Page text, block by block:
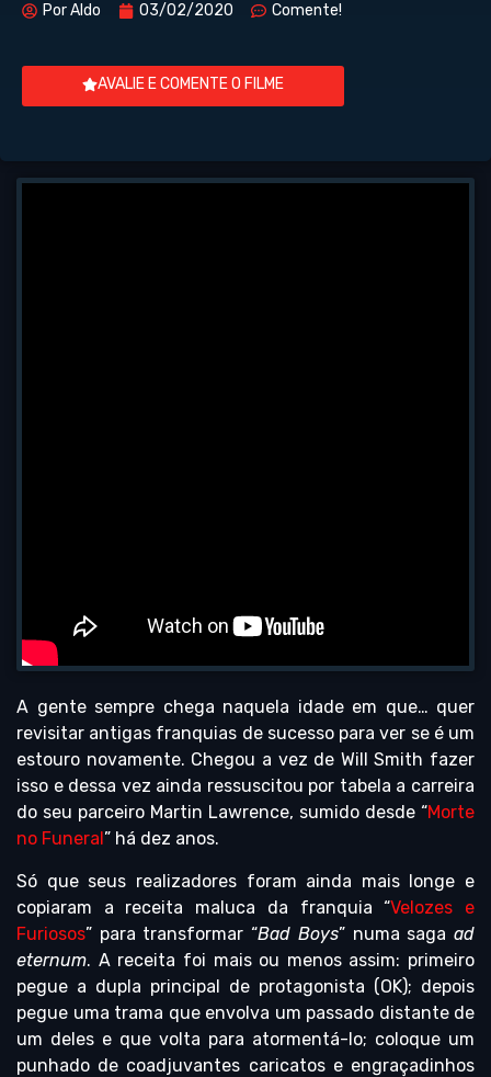
PorAldo 03/02/2020 Comente!
AVALIE E COMENTE O FILME
A gente sempre chega naquela idade em que… quer
revisitar antigas franquias de sucesso para ver se é um
estouro novamente. Chegou a vez de Will Smith fazer
isso e dessa vez ainda ressuscitou por tabela a carreira
do seu parceiro Martin Lawrence, sumido desde “Morte
no Funeral ” há dez anos.
Só que seus realizadores foram ainda mais longe e
copiaram a receita maluca da franquia “Velozes e
Furiosos” para transformar “Bad Boys” numa sagaad
eternum. A receita foi mais ou menos assim: primeiro
pegue a dupla principal de protagonista (OK); depois
pegue uma trama que envolva um passado distante de
um deles e que volta para atormentá-lo; coloque um
punhado de coadjuvantes caricatos e engraçadinhos